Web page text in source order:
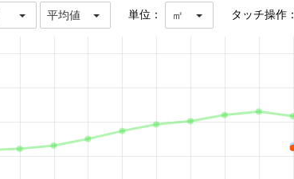
平均値 単位： ㎡ タッチ操作：